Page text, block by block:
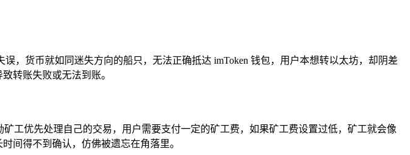
，货币就如同迷失方向的船只，无法正确抵达 imToken 钱包，用户本想转以太坊，却阴差
转账失败或无法到账。
工优先处理自己的交易，用户需要支付一定的矿工费，如果矿工费设置过低，矿工就会像
间得不到确认，仿佛被遗忘在角落里。